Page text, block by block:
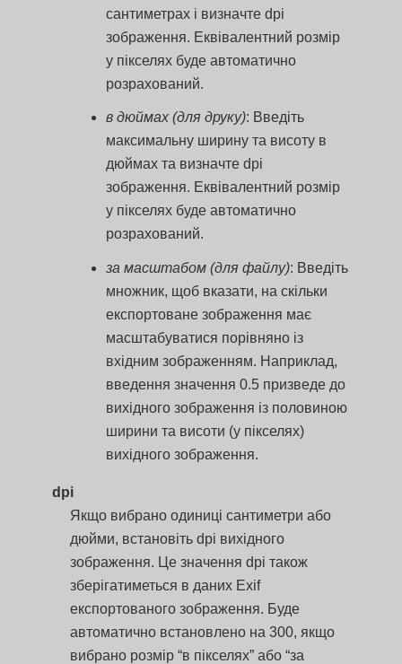
сантиметрах і визначте dpi
зображення. Еквівалентний розмір
у пікселях буде автоматично
розрахований.
в дюймах (для друку): Введіть
максимальну ширину та висоту в
дюймах та визначте dpi
зображення. Еквівалентний розмір
у пікселях буде автоматично
розрахований.
за масштабом (для файлу): Введіть
множник, щоб вказати, на скільки
експортоване зображення має
масштабуватися порівняно із
вхідним зображенням. Наприклад,
введення значення 0.5 призведе до
вихідного зображення із половиною
ширини та висоти (у пікселях)
вихідного зображення.
dpi
Якщо вибрано одиниці сантиметри або
дюйми, встановіть dpi вихідного
зображення. Це значення dpi також
зберігатиметься в даних Exif
експортованого зображення. Буде
автоматично встановлено на 300, якщо
вибрано розмір “в пікселях” або “за